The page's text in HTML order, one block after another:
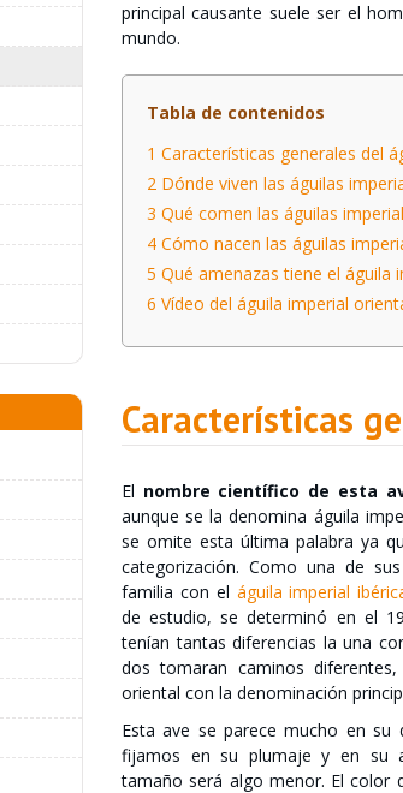
principal causante suele ser el
mundo.
Tabla de contenidos
1 Características generales del
2Dónde viven las águilas
3 Qué comen las águilas
4Cómo nacen las águilas
5 Qué amenazas tiene el águila
6 Vídeo del águila imperial
Características
El nombre científico de esta
aunque se la denomina águila
se omite esta última palabra ya
categorización. Como una de
familia con el águila imperial
de estudio, se determinó en el
tenían tantas diferencias la una
dos tomaran caminos
oriental con la denominación
Esta ave se parece mucho en su
fijamos en su plumaje y en su
tamaño será algo menor. El color